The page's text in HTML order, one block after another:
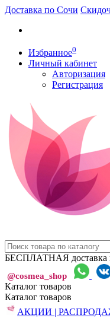
Доставка по Сочи
Избранное0
Личный кабинет
Авторизация
Регистрация
БЕСПЛАТНАЯ доставка
@cosmea_shop
Каталог товаров
Каталог товаров
АКЦИИ |